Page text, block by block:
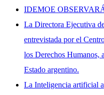
IDEMOE
La Directora Ejecutiva
entrevistada por el
los Derechos Humanos,
Estado argentino.
La Inteligencia artificial